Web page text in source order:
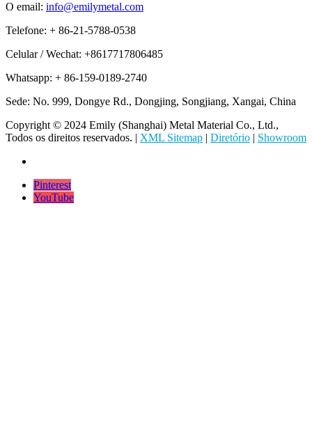
O email: info@emilymetal.com
Telefone: + 86-21-5788-0538
Celular / Wechat: +8617717806485
Whatsapp: + 86-159-0189-2740
Sede: No. 999, Dongye Rd., Dongjing, Songjiang, Xangai, China
Copyright © 2024 Emily (Shanghai) Metal Material Co., Ltd.,
Todos os direitos reservados. | XML Sitemap | Diretório | Showroom
Pinterest
YouTube